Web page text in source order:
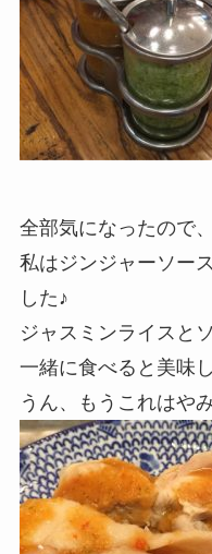
全部気になったので
私はジンジャーソー
した♪
ジャスミンライスと
一緒に食べると美味
うん、もうこれはや